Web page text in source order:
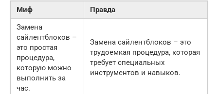
Миф
Правда
Замена
сайлентблоков –
это простая
процедура,
которую можно
выполнить за
час.
Замена сайлентблоков – это
трудоемкая процедура, которая
требует специальных
инструментов и навыков.